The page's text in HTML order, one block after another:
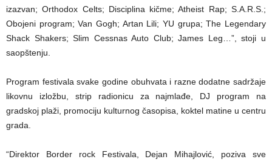
izazvan; Orthodox Celts; Disciplina kičme; Atheist Rap; S.A.R.S.;
Obojeni program; Van Gogh; Artan Lili; YU grupa; The Legendary
Shack Shakers; Slim Cessnas Auto Club; James Leg…”, stoji u
saopštenju.
Program festivala svake godine obuhvata i razne dodatne sadržaje
likovnu izložbu, strip radionicu za najmlađe, DJ program na
gradskoj plaži, promociju kulturnog časopisa, koktel matine u centru
grada.
“Direktor Border rock Festivala, Dejan Mihajlović, poziva sve